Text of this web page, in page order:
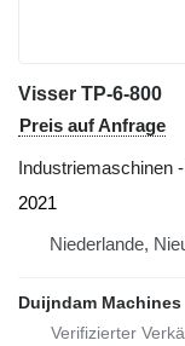
Visser TP-6-800
Preis auf Anfrage
Industriemaschinen
2021
Niederlande,
Duijndam Machines